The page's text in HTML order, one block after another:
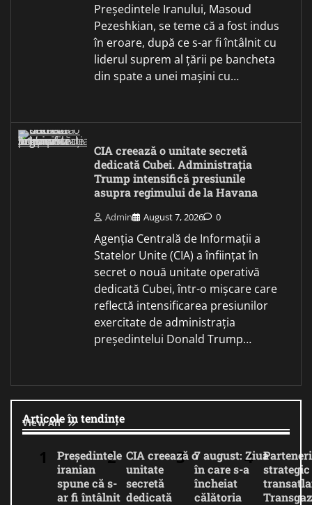
Președintele Iranului, Masoud
Pezeshkian, se teme că a fost indus
în eroare, după ce s-ar fi întâlnit cu
liderul suprem al țării pe bancheta
din spate a unei mașini cu…
CIA creează o unitate secretă
dedicată Cubei. Administrația
Trump intensifică presiunile
asupra regimului de la Havana
Admin August 7, 2026 0
Agenția Centrală de Informații a
Statelor Unite (CIA) a înființat în
secret o nouă unitate operativă
dedicată Cubei, într-o mișcare care
reflectă intensificarea presiunilor
exercitate de administrația
președintelui Donald Trump…
Articole în tendințe
View All
Președintele
iranian
spune că s-
ar fi întâlnit
CIA creează o
unitate
secretă
dedicată
7 august: Ziua
în care s-a
încheiat
călătoria
strategic